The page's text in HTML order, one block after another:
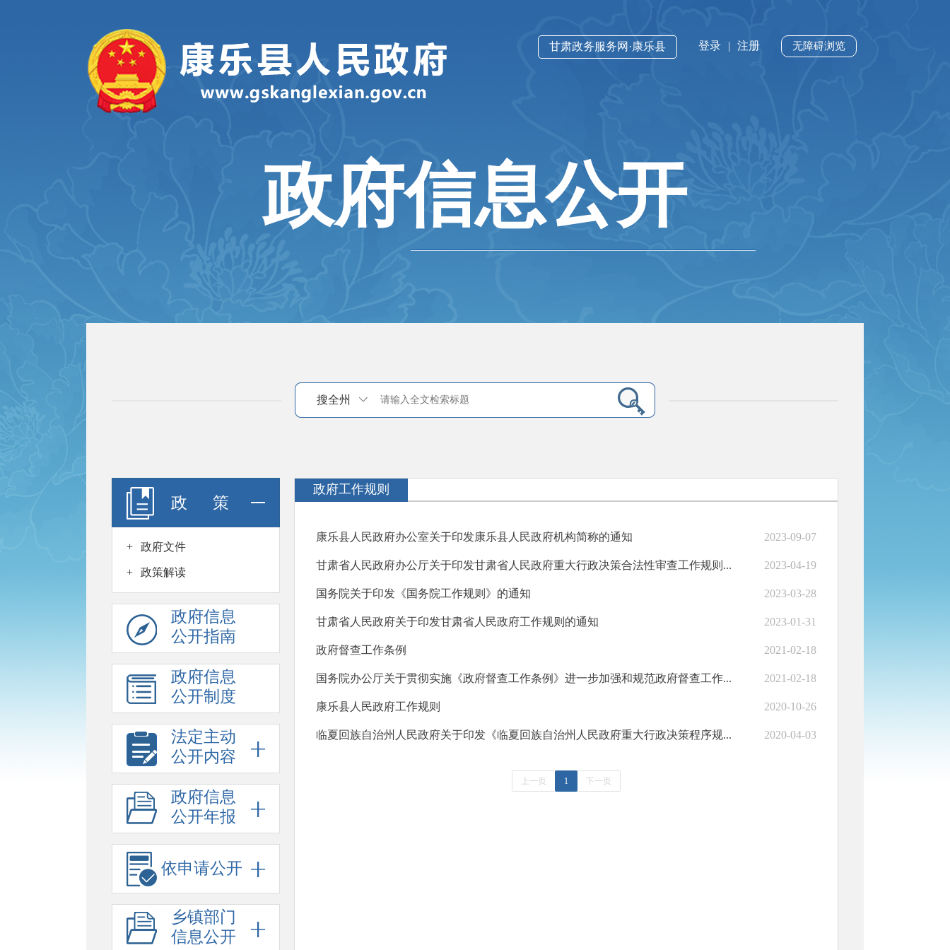
无障碍浏览
登录 | 注册
甘肃政务服务网·康乐县
政府信息公开
搜全州
政 策
+ 政府文件
+ 政策解读
政府信息
公开指南
政府信息
公开制度
法定主动
公开内容
政府信息
公开年报
依申请公开
乡镇部门
信息公开
政府工作规则
康乐县人民政府办公室关于印发康乐县人民政府机构简称的通知 2023-09-07
甘肃省人民政府办公厅关于印发甘肃省人民政府重大行政决策合法性审查工作规则... 2023-04-19
国务院关于印发《国务院工作规则》的通知 2023-03-28
甘肃省人民政府关于印发甘肃省人民政府工作规则的通知 2023-01-31
政府督查工作条例 2021-02-18
国务院办公厅关于贯彻实施《政府督查工作条例》进一步加强和规范政府督查工作... 2021-02-18
康乐县人民政府工作规则 2020-10-26
临夏回族自治州人民政府关于印发《临夏回族自治州人民政府重大行政决策程序规... 2020-04-03
上一页 1 下一页